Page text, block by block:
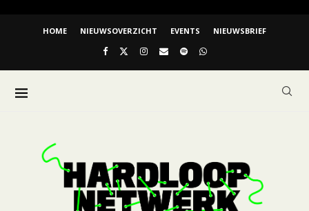
HOME NIEUWSOVERZICHT EVENTS NIEUWSBRIEF